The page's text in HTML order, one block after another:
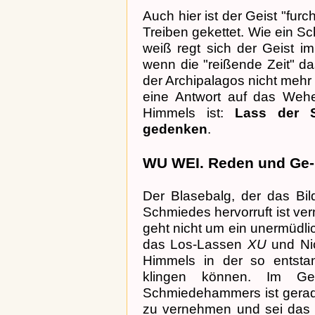
Auch hier ist der Geist
Treiben gekettet. Wie ein
weiß regt sich der Geist
wenn die "reißende Zeit"
der Archipalagos nicht
eine Antwort auf das
Himmels ist: Lass der
gedenken.
WU WEI. Reden und
Der Blasebalg, der das
Schmiedes hervorruft ist
geht nicht um ein
das Los-Lassen XUund
Himmels in der so
klingen können. Im
Schmiedehammers ist
zu vernehmen und sei